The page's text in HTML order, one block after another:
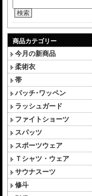
検索
商品カテゴリー
今月の新商品
柔術衣
帯
パッチ･ワッペン
ラッシュガード
ファイトショーツ
スパッツ
スポーツウェア
Ｔシャツ・ウェア
サウナスーツ
修斗